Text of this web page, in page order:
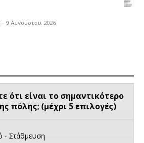
- 9 Αυγούστου, 2026
ότι είναι το σημαντικότερο
πόλης; (μέχρι 5 επιλογές)
- Στάθμευση